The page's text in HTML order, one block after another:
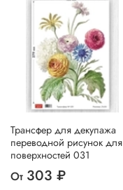
Трансфер для декупажа
переводной рисунок для
поверхностей 031
От 303 ₽